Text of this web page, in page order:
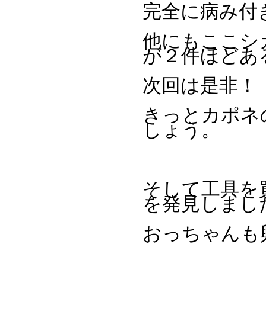
完全に病み付
他にもここシ
が２件ほど
次回は是非！
きっとカポ
しょう。
そして工具
を発見しまし
おっちゃんも